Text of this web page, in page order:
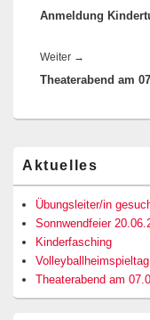
Beitrag:
Anmeldung
Weiter →
Beitrag:
Theaterabend am
Seitenleisten-
Widgetbereich
Aktuelles
Übungsleiter/in
Sonnwendfeier
Kinderfasching
Theaterabend am